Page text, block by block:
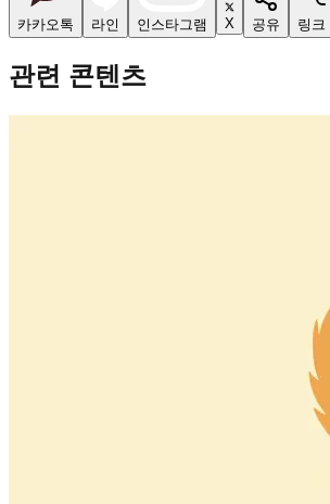
카카오톡 라인 인스타그램 X 공유 링크
관련 콘텐츠